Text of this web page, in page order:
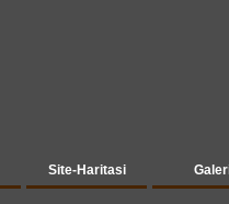
Site-Haritasi